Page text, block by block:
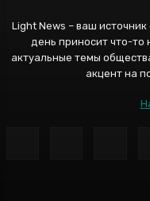
Light News – ваш
день приносит что-
актуальные темы
акцент на